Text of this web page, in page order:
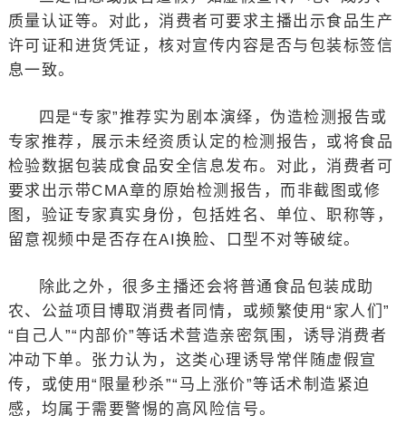
质量认证等。对此，消费者可要求主播出示食品生产
许可证和进货凭证，核对宣传内容是否与包装标签信
息一致。
四是“专家”推荐实为剧本演绎，伪造检测报告或
专家推荐，展示未经资质认定的检测报告，或将食品
检验数据包装成食品安全信息发布。对此，消费者可
要求出示带CMA章的原始检测报告，而非截图或修
图，验证专家真实身份，包括姓名、单位、职称等，
留意视频中是否存在AI换脸、口型不对等破绽。
除此之外，很多主播还会将普通食品包装成助
农、公益项目博取消费者同情，或频繁使用“家人们”
“自己人”“内部价”等话术营造亲密氛围，诱导消费者
冲动下单。张力认为，这类心理诱导常伴随虚假宣
传，或使用“限量秒杀”“马上涨价”等话术制造紧迫
感，均属于需要警惕的高风险信号。